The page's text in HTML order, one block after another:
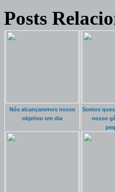
Posts
Nós alcançaremos nosso
objetivo um dia
Somos
nosso